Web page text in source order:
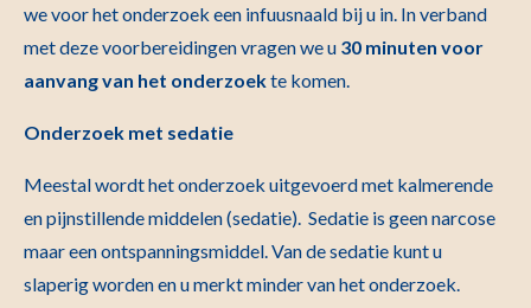
we voor het onderzoek een infuusnaald bij u in. In verband
met deze voorbereidingen vragen we u 30 minuten voor
aanvang van het onderzoekte komen.
Onderzoek met sedatie
Meestal wordt het onderzoek uitgevoerd met kalmerende
en pijnstillende middelen (sedatie). Sedatie is geen narcose
maar een ontspanningsmiddel. Van de sedatie kunt u
slaperig worden en u merkt minder van het onderzoek.